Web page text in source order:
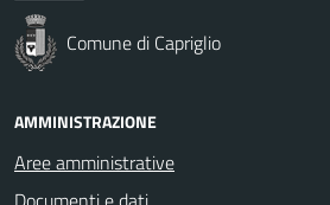
Comune di Capriglio
AMMINISTRAZIONE
Aree amministrative